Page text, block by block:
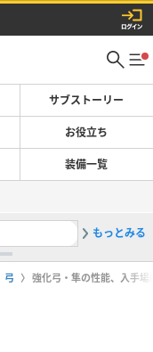
サブストーリー
お役立ち
装備一覧
2波隠れ
もっとみる
弓 強化弓・隼の性能、入手場